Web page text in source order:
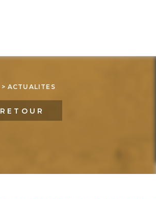
ACTUALITES
RETOUR